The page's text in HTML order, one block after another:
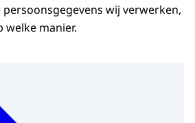
wij verwerken,
welke manier.